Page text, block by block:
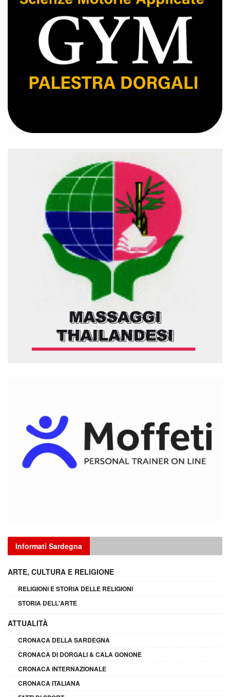
Informati Sardegna
ARTE, CULTURA E RELIGIONE
RELIGIONI E STORIA DELLE RELIGIONI
STORIA DELL'ARTE
ATTUALITÀ
CRONACA DELLA SARDEGNA
CRONACA DI DORGALI & CALA GONONE
CRONACA INTERNAZIONALE
CRONACA ITALIANA